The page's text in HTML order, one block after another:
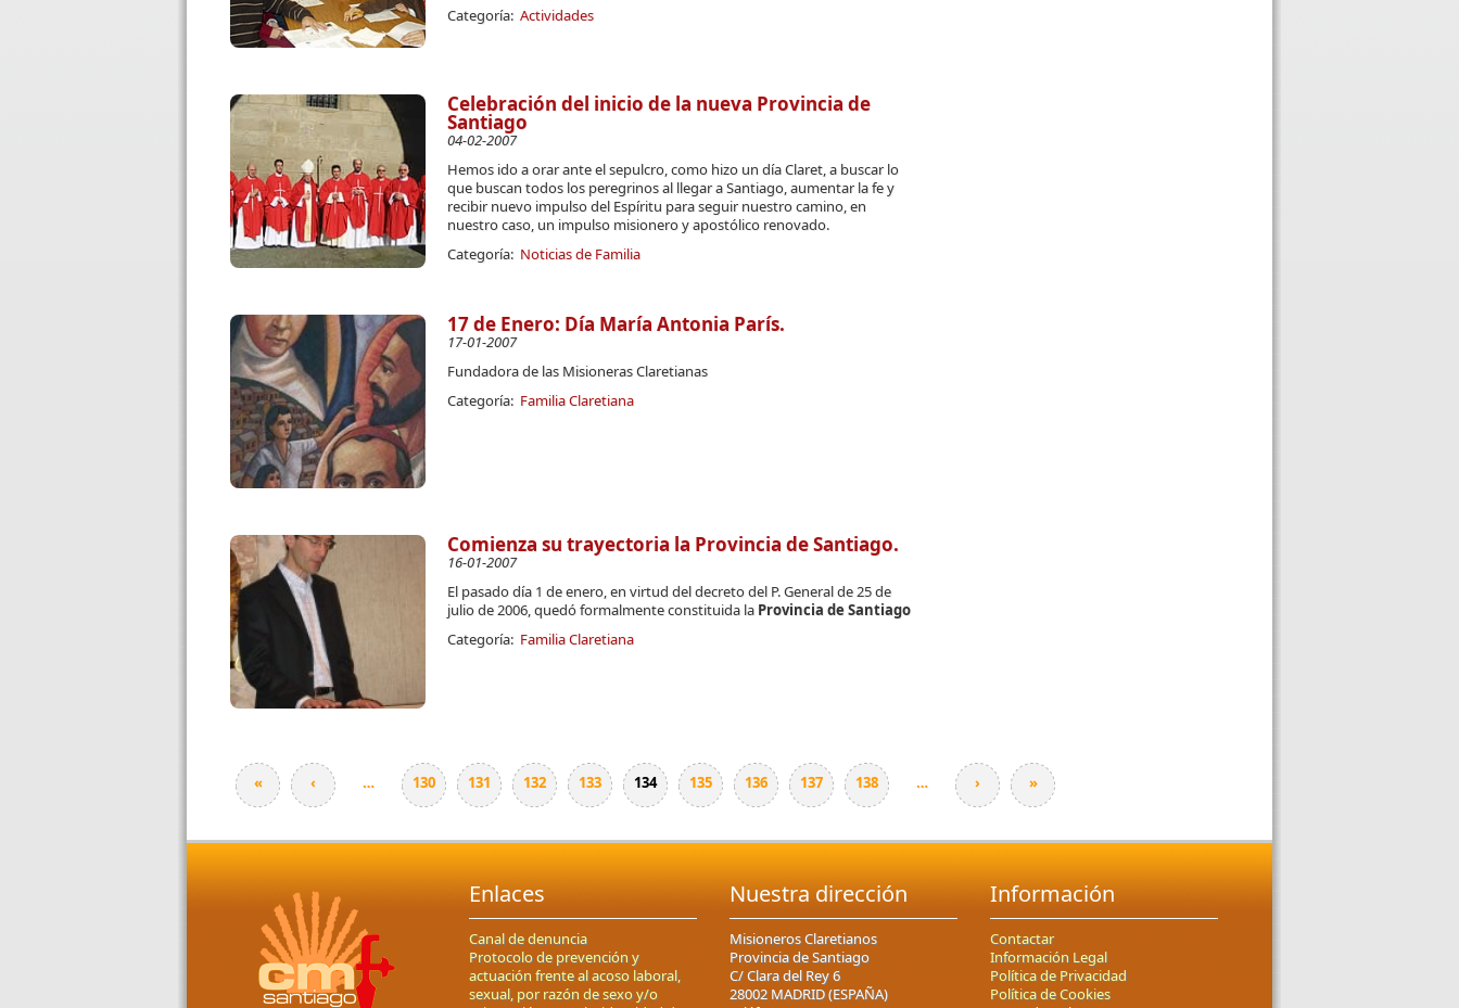
Categoría: Actividades
Celebración del inicio de la nueva Provincia de
Santiago
04-02-2007
Hemos ido a orar ante el sepulcro, como hizo un día Claret, a buscar lo
que buscan todos los peregrinos al llegar a Santiago, aumentar la fe y
recibir nuevo impulso del Espíritu para seguir nuestro camino, en
nuestro caso, un impulso misionero y apostólico renovado.
Categoría: Noticias de Familia
17 de Enero: Día María Antonia París.
17-01-2007
Fundadora de las Misioneras Claretianas
Categoría: Familia Claretiana
Comienza su trayectoria la Provincia de Santiago.
16-01-2007
El pasado día 1 de enero, en virtud del decreto del P. General de 25 de
julio de 2006, quedó formalmente constituida la Provincia de Santiago
Categoría: Familia Claretiana
Páginas
« ‹ … 130 131 132 133 134 135 136 137 138 … › »
Enlaces
Canal de denuncia
Protocolo de prevención y
actuación frente al acoso laboral,
sexual, por razón de sexo y/o
Nuestra dirección
Misioneros Claretianos
Provincia de Santiago
C/ Clara del Rey 6
28002 MADRID (ESPAÑA)
Información
Contactar
Información Legal
Política de Privacidad
Política de Cookies